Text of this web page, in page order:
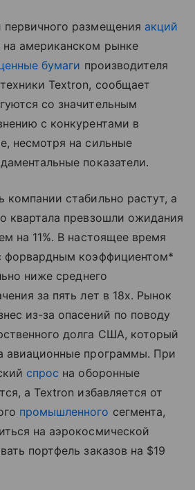
размещения акций
на американском рынке
бумаги производителя
Textron, сообщает
со значительным
с конкурентами в
несмотря на сильные
показатели.
компании стабильно растут, а
квартала превзошли ожидания
на 11%. В настоящее время
форвардным коэффициентом*
ниже среднего
за пять лет в 18x. Рынок
из-за опасений по поводу
долга США, который
авиационные программы. При
спрос на оборонные
а Textron избавляется от
промышленного сегмента,
на аэрокосмической
портфель заказов на $19